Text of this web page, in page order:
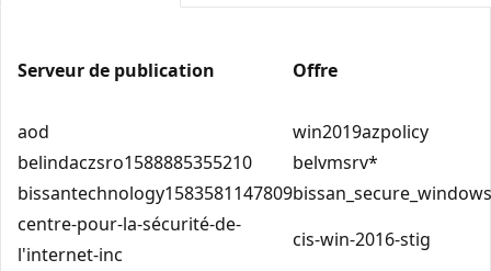
Serveur de publication Offre
aod
win2019azpolicy
belindaczsro1588885355210
belvmsrv*
bissantechnology1583581147809
centre-pour-la-sécurité-de-
l'internet-inc
cis-win-2016-stig